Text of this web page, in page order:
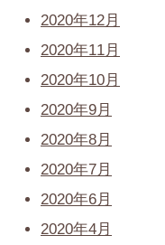
2020年12月
2020年11月
2020年10月
2020年9月
2020年8月
2020年7月
2020年6月
2020年4月